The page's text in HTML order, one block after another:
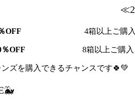
OFF 4箱以上ご購
％OFF 8箱以上ご購
ズを購入できるチャンスです🍀💚
🐳